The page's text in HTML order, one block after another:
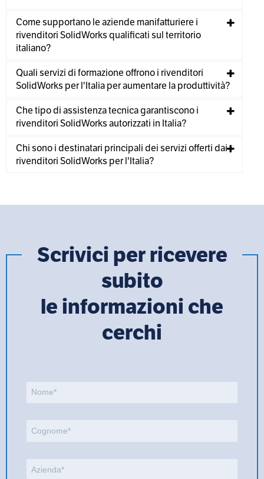
Come supportano le aziende manifatturiere i
rivenditori SolidWorks qualificati sul territorio
italiano?
Quali servizi di formazione offrono i rivenditori
SolidWorks per l'Italia per aumentare la produttività?
Che tipo di assistenza tecnica garantiscono i
rivenditori SolidWorks autorizzati in Italia?
Chi sono i destinatari principali dei servizi offerti dai
rivenditori SolidWorks per l'Italia?
Scrivici per ricevere
subito
le informazioni che
cerchi